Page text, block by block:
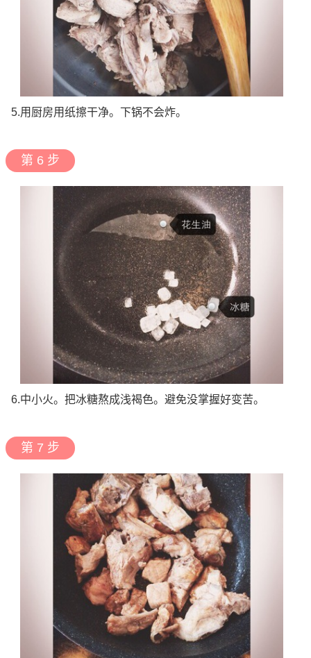
5.用厨房用纸擦干净。下锅不会炸。
第 6 步
6.中小火。把冰糖熬成浅褐色。避免没掌握好变苦。
第 7 步